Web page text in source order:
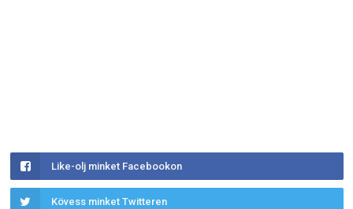
Like-olj minket Facebookon
Kövess minket Twitteren